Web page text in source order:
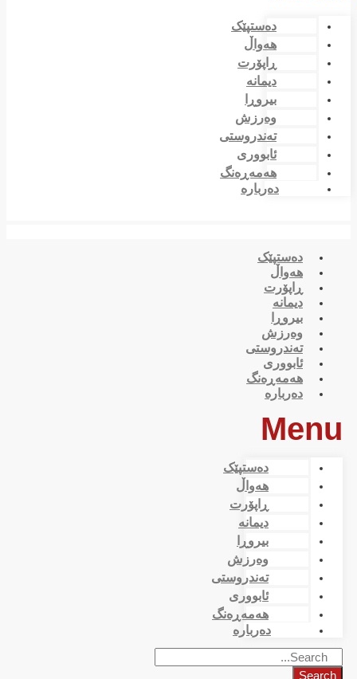
دەستپێک
هەواڵ
ڕاپۆرت
دیمانە
بیروڕا
وەرزش
تەندروستی
ئابووری
هەمەڕەنگ
دەربارە
دەستپێک
هەواڵ
ڕاپۆرت
دیمانە
بیروڕا
وەرزش
تەندروستی
ئابووری
هەمەڕەنگ
دەربارە
Menu
دەستپێک
هەواڵ
ڕاپۆرت
دیمانە
بیروڕا
وەرزش
تەندروستی
ئابووری
هەمەڕەنگ
دەربارە
Search